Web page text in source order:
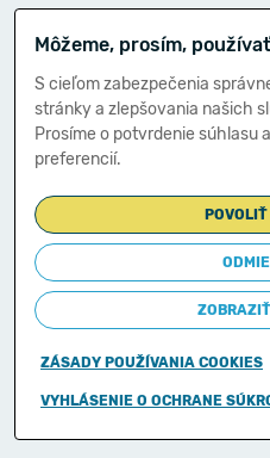
Môžeme, prosím,
S cieľom zabezpečenia
stránky a zlepšovania našich
Prosíme o potvrdenie súhlasu
preferencií.
ZÁSADY POUŽÍVANIA COOKIES
VYHLÁSENIE O OCHRANECopyright ©